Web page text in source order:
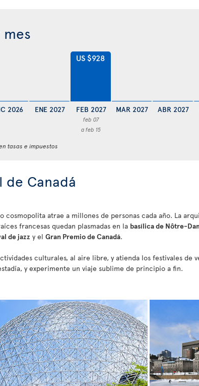
2026 ENE 2027
US $928
FEB 2027
feb 07
a feb 15
MAR 2027 ABR 2027
tasas e impuestos
Canadá
cosmopolita atrae a millones de personas cada año. La
francesas quedan plasmadas en la basílica de Nôtre-
de jazz y el Gran Premio de Canadá.
culturales, al aire libre, y atienda los festivales de
y experimente un viaje sublime de principio a fin.